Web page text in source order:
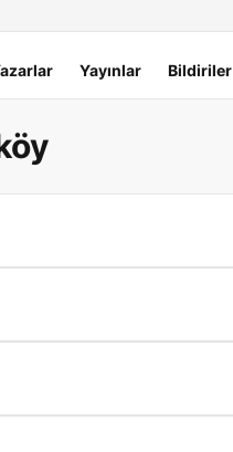
Yayınlar Bildiriler